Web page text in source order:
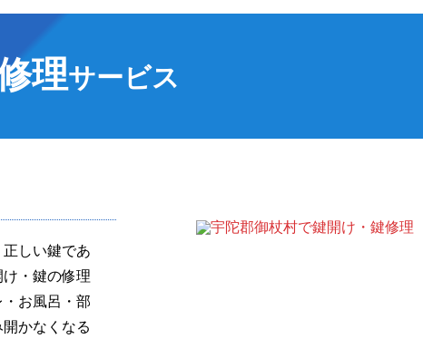
理サービス
しい鍵であ
・鍵の修理
お風呂・部
かなくなる